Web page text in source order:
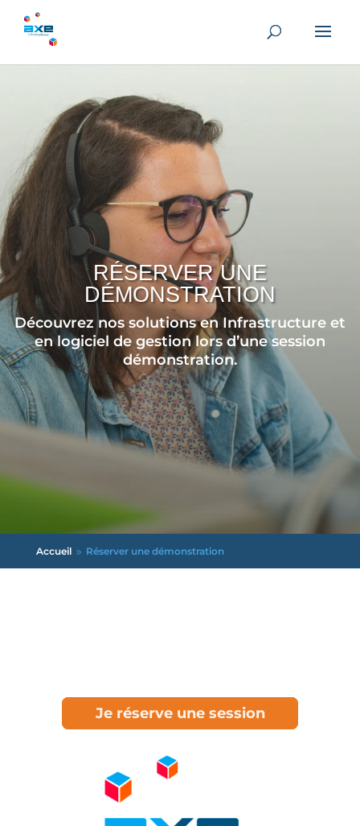
RÉSERVER UNE
DÉMONSTRATION
Découvrez nos solutions en Infrastructure et
en logiciel de gestion lors d’une session
démonstration.
Accueil 9 Réserver une démonstration